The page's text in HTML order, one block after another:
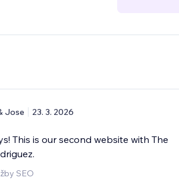
Jose 23. 3. 2026
This is our second website with The
SEO